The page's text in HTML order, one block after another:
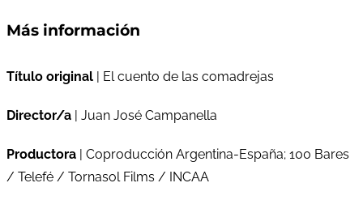
Más información
Título original | El cuento de las comadrejas
Director/a | Juan José Campanella
Productora | Coproducción Argentina-España; 100 Bares
/ Telefé / Tornasol Films / INCAA